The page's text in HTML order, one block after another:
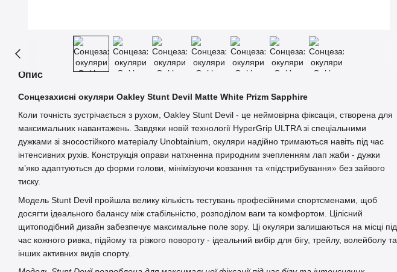
Опис
Сонцезахисні окуляри Oakley Stunt Devil Matte White Prizm Sapphire
Коли точність зустрічається з рухом, Oakley Stunt Devil - це неймовірна фіксація, створена для
максимальних навантажень. Завдяки новій технології HyperGrip ULTRA зі спеціальними
дужками зі зносостійкого матеріалу Unobtainium, окуляри надійно тримаються навіть під час
інтенсивних рухів. Конструкція оправи натхненна природним зчепленням лап жаби - дужки
м’яко адаптуються до форми голови, мінімізуючи ковзання та «підстрибування» без зайвого
тиску.
Модель Stunt Devil пройшла велику кількість тестувань професійними спортсменами, щоб
досягти ідеального балансу між стабільністю, розподілом ваги та комфортом. Цілісний
щитоподібний дизайн забезпечує максимальне поле зору. Ці окуляри залишаються на місці під
час кожного ривка, підйому та різкого повороту - ідеальний вибір для бігу, трейлу, волейболу та
інших активних видів спорту.